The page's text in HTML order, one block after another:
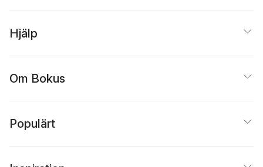
Hjälp
Om Bokus
Populärt